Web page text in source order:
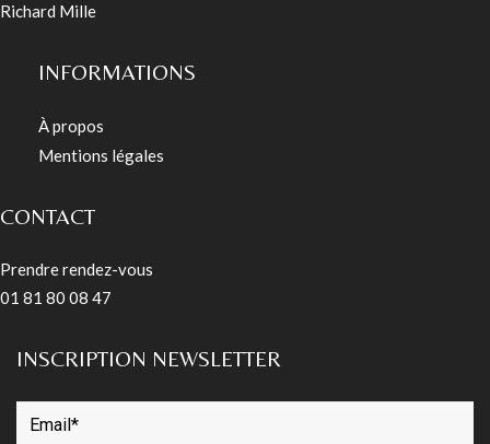
Richard Mille
INFORMATIONS
À propos
Mentions légales
CONTACT
Prendre rendez-vous
01 81 80 08 47
INSCRIPTION NEWSLETTER